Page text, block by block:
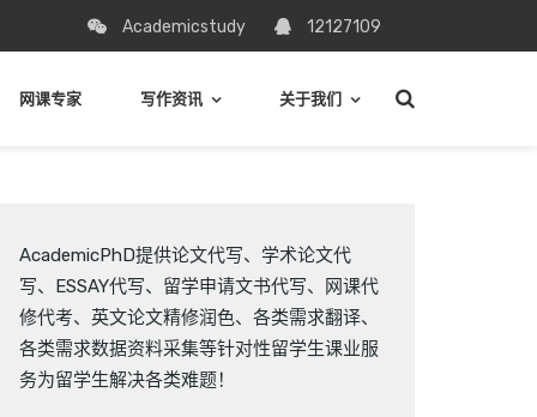
Academicstudy 12127109
网课专家 写作资讯 关于我们
AcademicPhD提供论文代写、 学术论文代
写、 ESSAY代写、 留学申请文书代写、
网课代
修代考、 英文论文精修润色、 各类需求翻译、
各类需求数据资料采集等针对性留学生课业服
务为留学生解决各类难题！